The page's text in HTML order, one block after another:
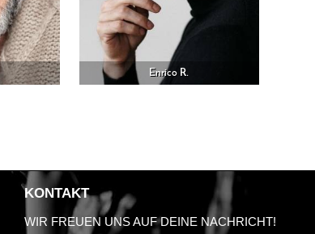
Enrico R.
KONTAKT
WIR FREUEN UNS AUF DEINE NACHRICHT!